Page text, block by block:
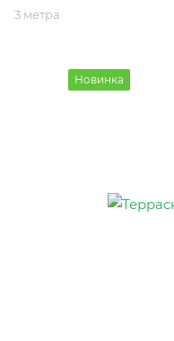
3 метра
Новинка